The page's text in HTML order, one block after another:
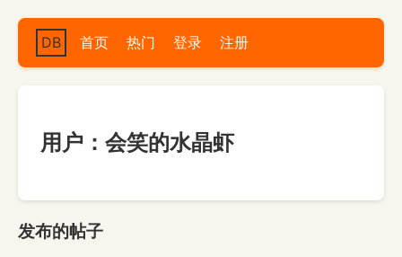
DB 首页 热门 登录 注册
用户：会笑的水晶虾
发布的帖子